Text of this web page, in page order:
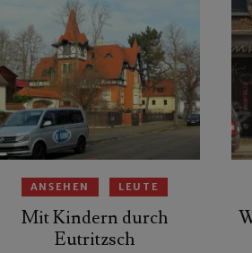
ANSEHEN LEUTE
Mit Kindern durch
Eutritzsch